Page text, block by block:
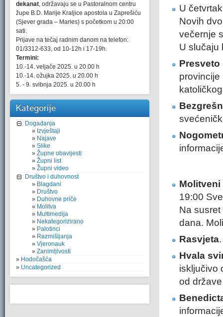
dekanat, održavaju se u Pastoralnom centru
župe B.D. Marije Kraljice apostola u Zaprešiću
(Sjever grada – Marles) s početkom u 20:00
sati.
Prijave na tečaj radnim danom na telefon:
01/3312-633, od 10-12h i 17-19h.
Termini:
10.-14. veljače 2025. u 20.00 h
10.-14. ožujka 2025. u 20.00 h
5. - 9. svibnja 2025. u 20.00 h
Kategorije
Događanja
Izvještaji
Najave
Slike
Župne obavijesti
Župni list
Župni video
Društvo i duhovnost
Blagdani
Društvo
Duhovne priče
Molitva
Multimedija
Nekategorizirano
Palotinci
Razmišljanja
Vjeronauk
Zanimljivosti
Hodočašća
Uncategorized
U
Novih
večernje
U slučaju
Presveto
provincije
19:00
Na
dana.
Rasvjeta
Hvala
isključivo
od